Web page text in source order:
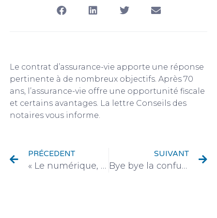
Le contrat d’assurance-vie apporte une réponse
pertinente à de nombreux objectifs. Après 70
ans, l’assurance-vie offre une opportunité fiscale
et certains avantages. La lettre Conseils des
notaires vous informe.
PRÉCEDENT
« Le numérique, l’Homme et le droit » : les propositions du 117ème Congrès des notaires révélées.
SUIVANT
Bye bye la confusion : Accédez en quelques clics à une information ciblée.